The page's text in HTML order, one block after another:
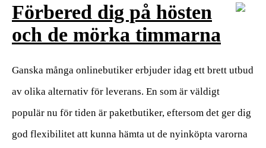
Förbered dig på hösten
och de mörka timmarna
Ganska många onlinebutiker erbjuder idag ett brett utbud
av olika alternativ för leverans. En som är väldigt
populär nu för tiden är paketbutiker, eftersom det ger dig
god flexibilitet att kunna hämta ut de nyinköpta varorna